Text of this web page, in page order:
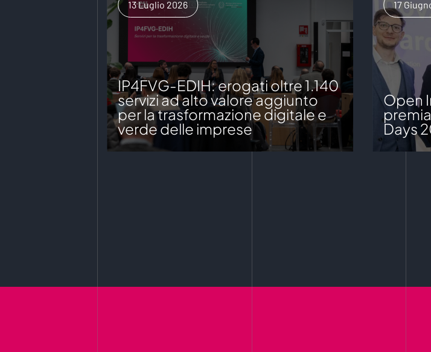
13 Luglio 2026
IP4FVG-EDIH: erogati oltre 1.140
servizi ad alto valore aggiunto
per la trasformazione digitale e
verde delle imprese
17
Open
Days